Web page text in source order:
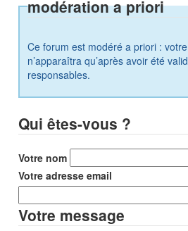
modération a priori
Ce forum est modéré a priori :
n’apparaîtra qu’après avoir été
responsables.
Qui êtes-vous ?
Votre nom
Votre adresse email
Votre message